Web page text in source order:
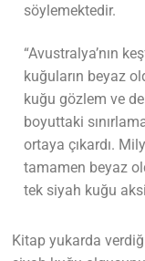
söylemektedir.
“Avustralya’nın
kuğuların beyaz
kuğu gözlem ve
boyuttaki
ortaya çıkardı.
tamamen beyaz
tek siyah kuğu
Kitap yukarda